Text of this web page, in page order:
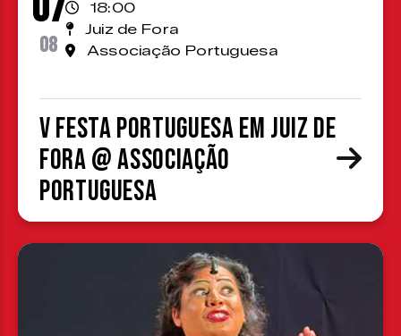
08
18:00
Juiz de Fora
Associação Portuguesa
V Festa Portuguesa em Juiz de
Fora @ Associação
Portuguesa